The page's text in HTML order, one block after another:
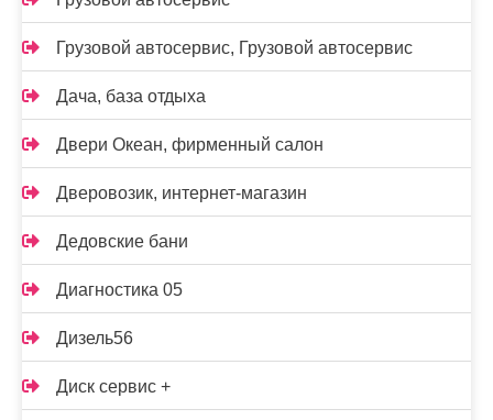
Грузовой автосервис, Грузовой автосервис
Дача, база отдыха
Двери Океан, фирменный салон
Дверовозик, интернет-магазин
Дедовские бани
Диагностика 05
Дизель56
Диск сервис +